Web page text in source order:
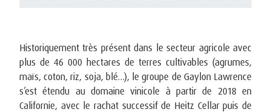
Historiquement très présent dans le secteur agricole avec
plus de 46 000 hectares de terres cultivables (agrumes,
maïs, coton, riz, soja, blé…), le groupe de Gaylon Lawrence
s’est étendu au domaine vinicole à partir de 2018 en
Californie, avec le rachat successif de Heitz Cellar puis de